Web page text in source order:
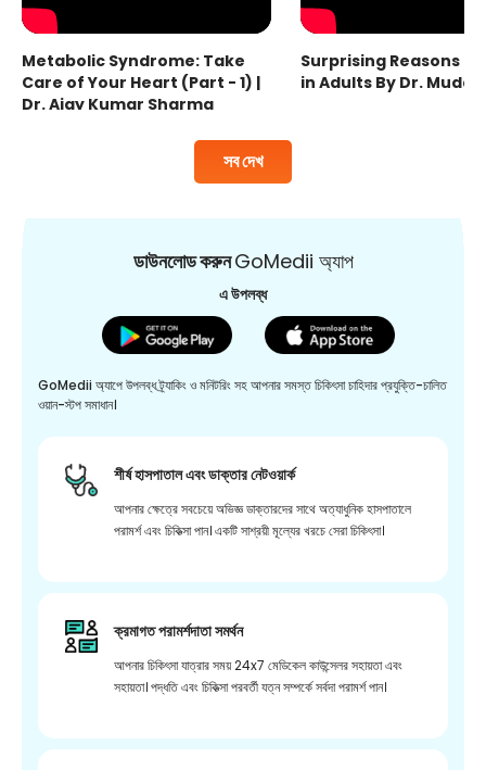
সব দেখ
Metabolic Syndrome: Take
Care of Your Heart (Part - 1) |
Dr. Ajay Kumar Sharma
Surprising Reasons
in Adults By Dr.
ডাউনলোড করুনGoMedii অ্যাপ
এ উপলব্ধ
GoMedii অ্যাপে উপলব্ধ ট্র্যাকিং ও মনিটরিং সহ আপনার সমস্ত চিকিৎসা চাহিদার প্রযুক্তি-চালিত
ওয়ান-স্টপ সমাধান।
শীর্ষ হাসপাতাল এবং ডাক্তার নেটওয়ার্ক
আপনার ক্ষেত্রে সবচেয়ে অভিজ্ঞ ডাক্তারদের সাথে অত্যাধুনিক হাসপাতালে
পরামর্শ এবং চিকিত্সা পান। একটি সাশ্রয়ী মূল্যের খরচে সেরা চিকিৎসা।
ক্রমাগত পরামর্শদাতা সমর্থন
আপনার চিকিৎসা যাত্রার সময় 24x7 মেডিকেল কাউন্সেলর সহায়তা এবং
সহায়তা। পদ্ধতি এবং চিকিত্সা পরবর্তী যত্ন সম্পর্কে সর্বদা পরামর্শ পান।